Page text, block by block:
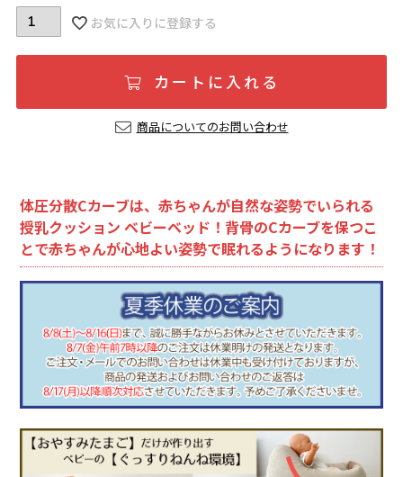
お気に入りに登録する
カートに入れる
商品についてのお問い合わせ
体圧分散Cカーブは、赤ちゃんが自然な姿勢でいられる
授乳クッション ベビーベッド！背骨のCカーブを保つこ
とで赤ちゃんが心地よい姿勢で眠れるようになります！